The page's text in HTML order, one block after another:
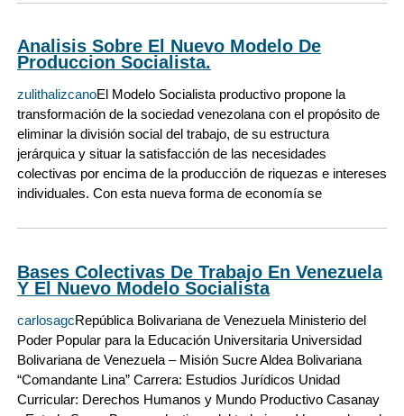
Analisis Sobre El Nuevo Modelo De
Produccion Socialista.
zulithalizcanoEl Modelo Socialista productivo propone la
transformación de la sociedad venezolana con el propósito de
eliminar la división social del trabajo, de su estructura
jerárquica y situar la satisfacción de las necesidades
colectivas por encima de la producción de riquezas e intereses
individuales. Con esta nueva forma de economía se
Bases Colectivas De Trabajo En Venezuela
Y El Nuevo Modelo Socialista
carlosagcRepública Bolivariana de Venezuela Ministerio del
Poder Popular para la Educación Universitaria Universidad
Bolivariana de Venezuela – Misión Sucre Aldea Bolivariana
“Comandante Lina” Carrera: Estudios Jurídicos Unidad
Curricular: Derechos Humanos y Mundo Productivo Casanay